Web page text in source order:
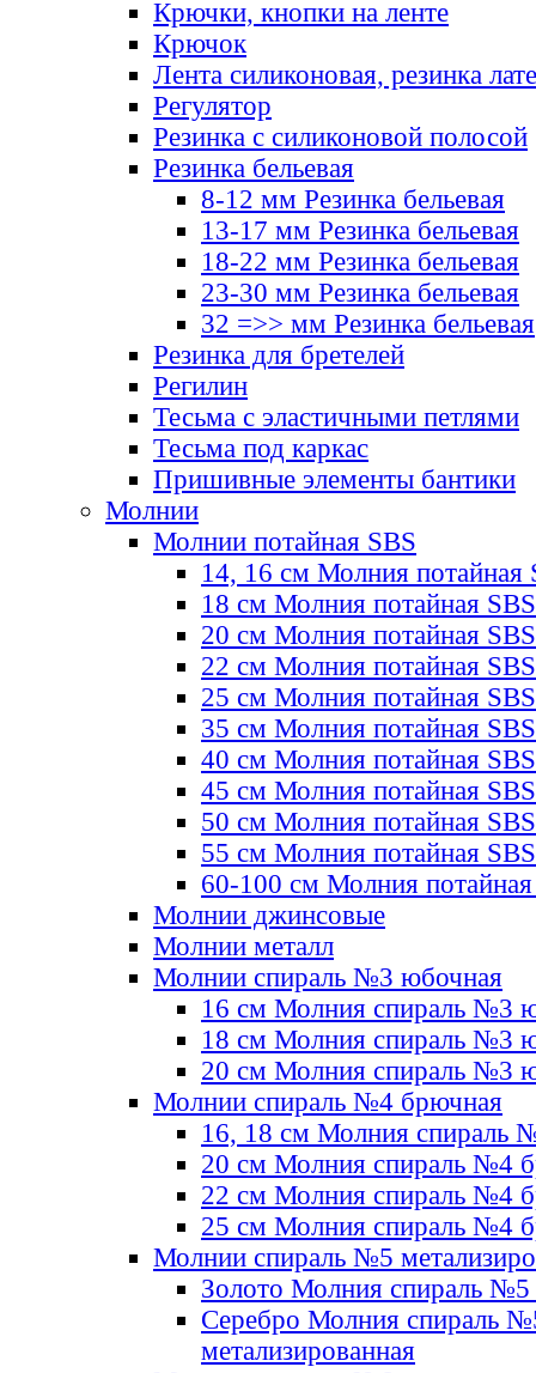
Крючки, кнопки на ленте
Крючок
Лента силиконовая, резинка
Регулятор
Резинка с силиконовой полосой
Резинка бельевая
8-12 мм Резинка бельевая
13-17 мм Резинка бельевая
18-22 мм Резинка бельевая
23-30 мм Резинка бельевая
32 =>> мм Резинка бельевая
Резинка для бретелей
Регилин
Тесьма с эластичными петлями
Тесьма под каркас
Пришивные элементы бантики
Молнии
Молнии потайная SBS
14, 16 см Молния потайная
18 см Молния потайная SBS
20 см Молния потайная SBS
22 см Молния потайная SBS
25 см Молния потайная SBS
35 см Молния потайная SBS
40 см Молния потайная SBS
45 см Молния потайная SBS
50 см Молния потайная SBS
55 см Молния потайная SBS
60-100 см Молния
Молнии джинсовые
Молнии металл
Молнии спираль №3 юбочная
16 см Молния спираль №3
18 см Молния спираль №3
20 см Молния спираль №3
Молнии спираль №4 брючная
16, 18 см Молния спираль
20 см Молния спираль №4
22 см Молния спираль №4
25 см Молния спираль №4
Молнии спираль №5
Золото Молния спираль №5
Серебро Молния спираль
метализированная